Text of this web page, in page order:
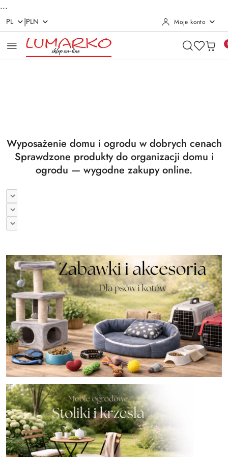
...
Przejdź do treści głównej
Przejdź do wyszukiwarki
Przejdź do moje konto
Przejdź do menu głównego
Przejdź do stopki
PL |PLN Moje konto
Wyposażenie domu i ogrodu w dobrych cenach
Sprawdzone produkty do organizacji domu i
ogrodu — wygodne zakupy online.